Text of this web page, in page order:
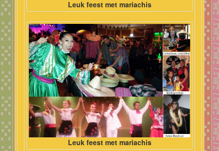
Leuk feest met mariachis
Leuk feest met mariachis